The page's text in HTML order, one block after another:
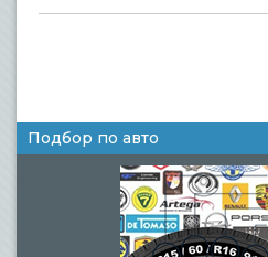
Подбор по авто